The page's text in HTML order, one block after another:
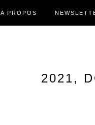
A PROPOS
2021,